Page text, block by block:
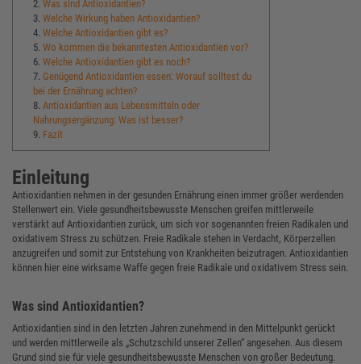
2. Was sind Antioxidantien?
3. Welche Wirkung haben Antioxidantien?
4. Welche Antioxidantien gibt es?
5. Wo kommen die bekanntesten Antioxidantien vor?
6. Welche Antioxidantien gibt es noch?
7. Genügend Antioxidantien essen: Worauf solltest du
bei der Ernährung achten?
8. Antioxidantien aus Lebensmitteln oder
Nahrungsergänzung: Was ist besser?
9. Fazit
Einleitung
Antioxidantien nehmen in der gesunden Ernährung einen immer größer werdenden
Stellenwert ein. Viele gesundheitsbewusste Menschen greifen mittlerweile
verstärkt auf Antioxidantien zurück, um sich vor sogenannten freien Radikalen und
oxidativem Stress zu schützen. Freie Radikale stehen in Verdacht, Körperzellen
anzugreifen und somit zur Entstehung von Krankheiten beizutragen. Antioxidantien
können hier eine wirksame Waffe gegen freie Radikale und oxidativem Stress sein.
Was sind Antioxidantien?
Antioxidantien sind in den letzten Jahren zunehmend in den Mittelpunkt gerückt
und werden mittlerweile als „Schutzschild unserer Zellen“ angesehen. Aus diesem
Grund sind sie für viele gesundheitsbewusste Menschen von großer Bedeutung.